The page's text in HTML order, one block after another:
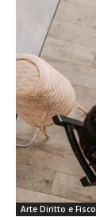
Arte Diritto e Fisco